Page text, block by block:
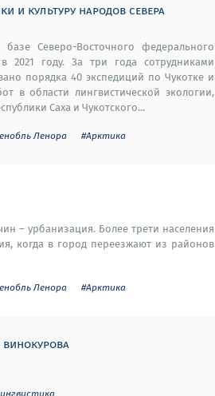
и культуру народов севера
Северо-Восточного федерального
году. За три года сотрудниками
порядка 40 экспедиций по Чукотке и
в области лингвистической экологии,
Саха и Чукотского...
Ленора #Арктика
– урбанизация. Более трети населения
когда в город переезжают из районов
Ленора #Арктика